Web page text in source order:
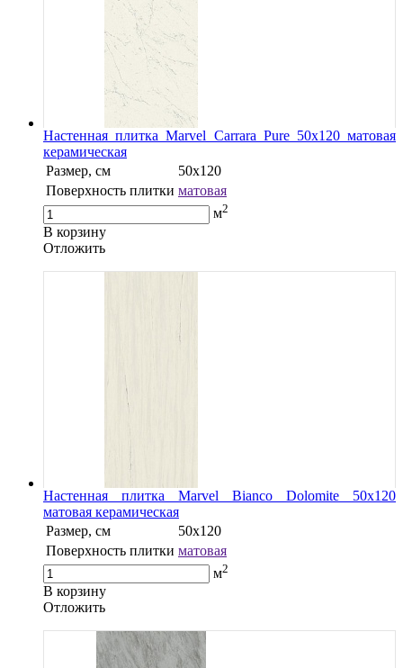
Настенная плитка Marvel Carrara Pure 50x120 матовая
керамическая
Размер, см
50x120
Поверхность плитки матовая
м2
В корзину
Oтложить
Настенная плитка Marvel Bianco Dolomite 50x120
матовая керамическая
Размер, см
50x120
Поверхность плитки матовая
м2
В корзину
Oтложить